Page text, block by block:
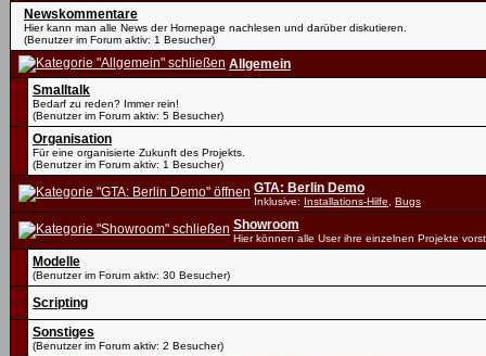
Newskommentare
Hier kann man alle News der Homepage nachlesen und darüber diskutieren.
(Benutzer im Forum aktiv: 1 Besucher)
Allgemein
Smalltalk
Bedarf zu reden? Immer rein!
(Benutzer im Forum aktiv: 5 Besucher)
Organisation
Für eine organisierte Zukunft des Projekts.
(Benutzer im Forum aktiv: 1 Besucher)
GTA: Berlin Demo
Inklusive: Installations-Hilfe Bugs
Showroom
Hier können alle User ihre einzelnen Projekte
Modelle
(Benutzer im Forum aktiv: 30 Besucher)
Scripting
Sonstiges
(Benutzer im Forum aktiv: 2 Besucher)